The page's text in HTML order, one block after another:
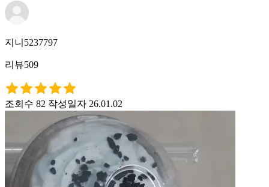
지니5237797
리뷰509
조회수 82 작성일자 26.01.02